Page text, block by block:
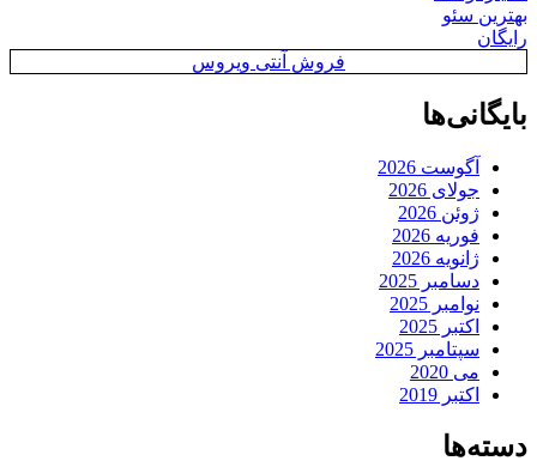
بهترین سئو
رایگان
فروش آنتی ویروس
بایگانی‌ها
آگوست 2026
جولای 2026
ژوئن 2026
فوریه 2026
ژانویه 2026
دسامبر 2025
نوامبر 2025
اکتبر 2025
سپتامبر 2025
می 2020
اکتبر 2019
دسته‌ها